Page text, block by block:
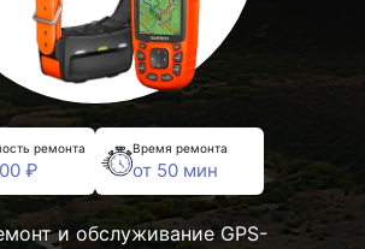
ремонта
₽
Время ремонта
от 50 мин
и обслуживание GPS-